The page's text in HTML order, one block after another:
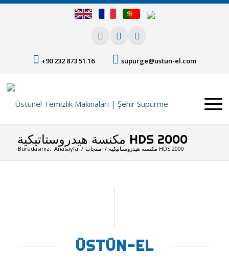
+90 232 873 51 16 supurge@ustun-el.com
مكنسة هيدروستاتيكية HDS 2000
Buradasınız: Anasayfa / منتجات / مكنسة هيدروستاتيكية HDS 2000
ÜSTÜN-EL